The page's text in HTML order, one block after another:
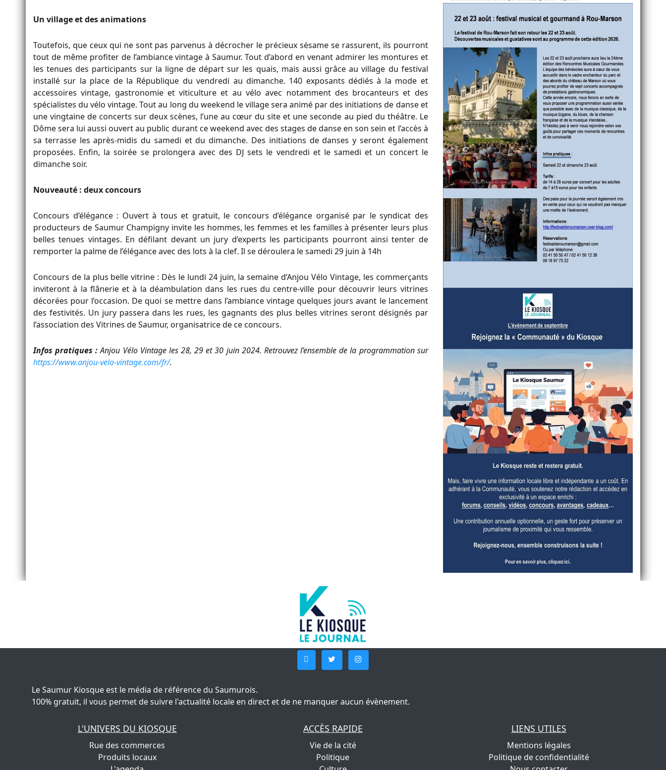
Un village et des animations
Toutefois, que ceux qui ne sont pas parvenus à décrocher le précieux sésame se rassurent, ils pourront
tout de même profiter de l’ambiance vintage à Saumur. Tout d’abord en venant admirer les montures et
les tenues des participants sur la ligne de départ sur les quais, mais aussi grâce au village du festival
installé sur la place de la République du vendredi au dimanche. 140 exposants dédiés à la mode et
accessoires vintage, gastronomie et viticulture et au vélo avec notamment des brocanteurs et des
spécialistes du vélo vintage. Tout au long du weekend le village sera animé par des initiations de danse et
une vingtaine de concerts sur deux scènes, l’une au cœur du site et une seconde au pied du théâtre. Le
Dôme sera lui aussi ouvert au public durant ce weekend avec des stages de danse en son sein et l’accès à
sa terrasse les après-midis du samedi et du dimanche. Des initiations de danses y seront également
proposées. Enfin, la soirée se prolongera avec des DJ sets le vendredi et le samedi et un concert le
dimanche soir.
Nouveauté : deux concours
Concours d’élégance : Ouvert à tous et gratuit, le concours d’élégance organisé par le syndicat des
producteurs de Saumur Champigny invite les hommes, les femmes et les familles à présenter leurs plus
belles tenues vintages. En défilant devant un jury d’experts les participants pourront ainsi tenter de
remporter la palme de l’élégance avec des lots à la clef. Il se déroulera le samedi 29 juin à 14h
Concours de la plus belle vitrine : Dès le lundi 24 juin, la semaine d’Anjou Vélo Vintage, les commerçants
inviteront à la flânerie et à la déambulation dans les rues du centre-ville pour découvrir leurs vitrines
décorées pour l’occasion. De quoi se mettre dans l’ambiance vintage quelques jours avant le lancement
des festivités. Un jury passera dans les rues, les gagnants des plus belles vitrines seront désignés par
l’association des Vitrines de Saumur, organisatrice de ce concours.
Infos pratiques :Anjou Vélo Vintage les 28, 29 et 30 juin 2024. Retrouvez l’ensemble de la programmation sur
https://www.anjou-velo-vintage.com/fr/.
Le Saumur Kiosque est le média de référence du Saumurois.
100% gratuit, il vous permet de suivre l'actualité locale en direct et de ne manquer aucun évènement.
L'UNIVERS DU KIOSQUE
Rue des commerces
Produits locaux
ACCÈS RAPIDE
Vie de la cité
Politique
LIENS UTILES
Mentions légales
Politique de confidentialité